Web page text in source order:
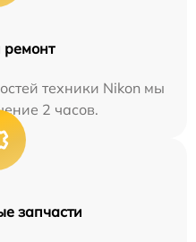
техники Nikon мы
2 часов.
запчасти